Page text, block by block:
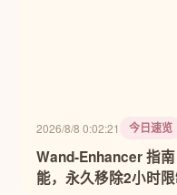
2026/8/8 0:02:21 今日速览
Wand-Enhancer 指
能，永久移除2小时限